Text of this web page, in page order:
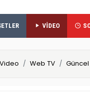
VİDEO
Video Web TV